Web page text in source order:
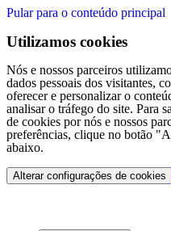
Pular para o conteúdo principal
Utilizamos cookies
Nós e nossos parceiros
dados pessoais dos visitantes,
oferecer e personalizar o
analisar o tráfego do site. Para
de cookies por nós e nossos
preferências, clique no botão
abaixo.
Alterar configurações de cookies